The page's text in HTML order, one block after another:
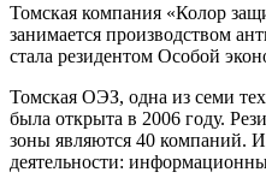
Томская компания «Колор
занимается производством
стала резидентом Особой
Томская ОЭЗ, одна из семи
была открыта в 2006 году.
зоны являются 40 компаний.
деятельности: